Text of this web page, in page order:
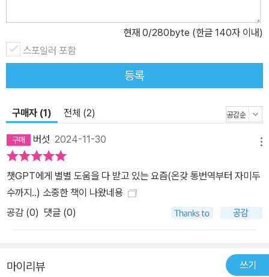
itled “All The Korea You May Not See,” this engaging literar
y masterpiece offers readers from around the world a delig
htful and humorous exploration of Korea’s hidden gems. T
hrough his insightful storytelling and accessible writing styl
defines Korean culture. As you immerse yourself in its page
omes even more enjoyable. Moreover, it will ignite a strong
desire to visit Korea, making your trip exponentially more e
xhilarating.
서인 동시에 기술과 진화를 어떤 태도로 바라봐야 할지, 다양한 관점
을 중개하며 자신의 시각을 가지도록 한다는 점에서 인문학적인 인사
이트를 담고 있다. 한편 번역의 대중화가 가져올 수 있는 한국문학의
세계화에 대한 제언도 눈여겨볼 만하다. 한 작품을 번역하는 지난한
지능과 함께 한 권의 책을 번역하는 과정을 담은 체험기 『나의 영어
속에서 자연스럽게 습득할 수 있다는 점이다. 저자의 안내를 따르다
보면 어느새 마지막 페이지에 이르러 있는 이 책은 따분한 참고서가
아니라 재미있는 자기계발서이자 유쾌한 에세이이며, 세상의 변화를
체감하기 위해 읽어야 할 트렌드 2024-2025이기도 하다.
현재 0/280byte (한글 140자 이내)
스포일러 포함
등록
구매자 (1) 전체 (2)
버섯 2024-11-30
챗GPT에게 별별 도움을 다 받고 있는 요즘(온갖 통번역부터 자미두
수까지..) 소중한 책이 나왔네용
공감 (0) 댓글 (0)
마이리뷰 쓰기